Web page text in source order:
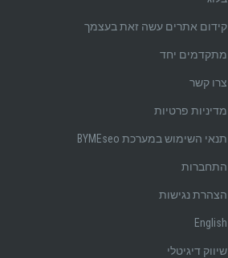
קידום אתרים עשה זאת בעצמך
מתקדמים יחד
צרו קשר
מדיניות פרטיות
תנאי השימוש במערכת BYMEseo
התחברות
הצהרת נגישות
English
שיווק דיגיטלי